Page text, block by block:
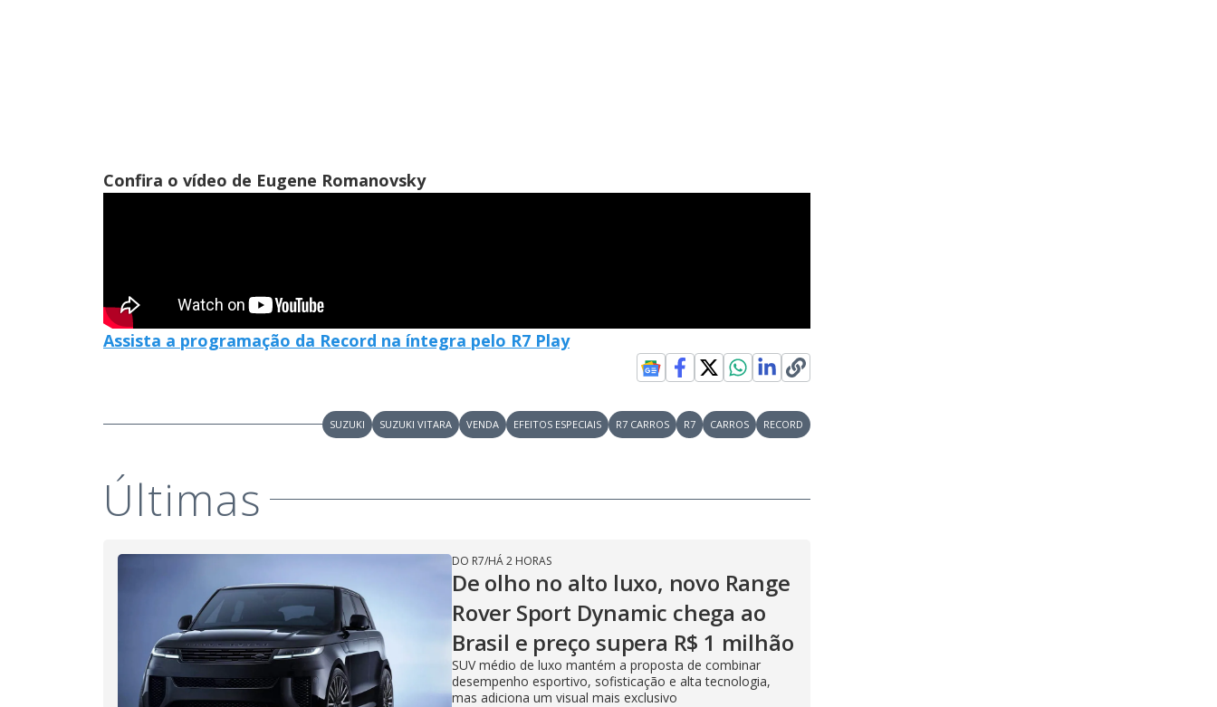
Confira o vídeo de Eugene Romanovsky
Assista a programação da Record na íntegra pelo R7 Play
SUZUKI SUZUKI VITARA VENDA EFEITOS ESPECIAIS R7 CARROS R7 CARROS RECORD
Últimas
DO R7/HÁ 2 HORAS
De olho no alto luxo, novo Range
Rover Sport Dynamic chega ao
Brasil e preço supera R$ 1 milhão
SUV médio de luxo mantém a proposta de combinar
desempenho esportivo, sofisticação e alta tecnologia,
mas adiciona um visual mais exclusivo